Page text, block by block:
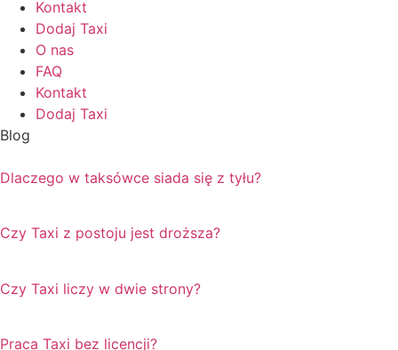
Kontakt
Dodaj Taxi
O nas
FAQ
Kontakt
Dodaj Taxi
Blog
Dlaczego w taksówce siada się z tyłu?
Czy Taxi z postoju jest droższa?
Czy Taxi liczy w dwie strony?
Praca Taxi bez licencji?